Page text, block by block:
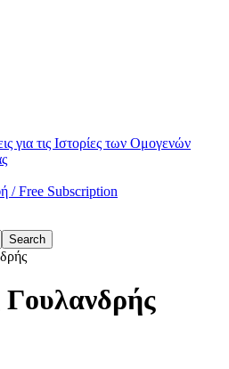
για τις Ιστορίες των Ομογενών
/ Free Subscription